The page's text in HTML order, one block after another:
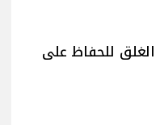
للحفاظ على